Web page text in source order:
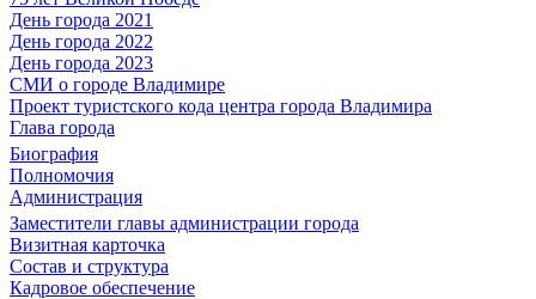
День города 2021
День города 2022
День города 2023
СМИ о городе Владимире
Проект туристского кода центра города Владимира
Глава города
Биография
Полномочия
Администрация
Заместители главы администрации города
Визитная карточка
Состав и структура
Кадровое обеспечение